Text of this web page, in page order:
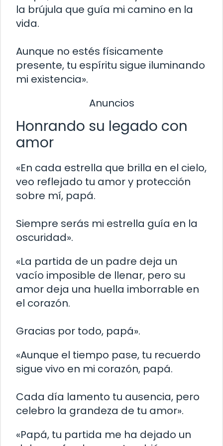
la brújula que guía mi camino en la
vida.
Aunque no estés físicamente
presente, tu espíritu sigue iluminando
mi existencia».
Anuncios
Honrando su legado con
amor
«En cada estrella que brilla en el cielo,
veo reflejado tu amor y protección
sobre mí, papá.
Siempre serás mi estrella guía en la
oscuridad».
«La partida de un padre deja un
vacío imposible de llenar, pero su
amor deja una huella imborrable en
el corazón.
Gracias por todo, papá».
«Aunque el tiempo pase, tu recuerdo
sigue vivo en mi corazón, papá.
Cada día lamento tu ausencia, pero
celebro la grandeza de tu amor».
«Papá, tu partida me ha dejado un